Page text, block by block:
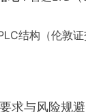
结构（伦敦
求与风险规避